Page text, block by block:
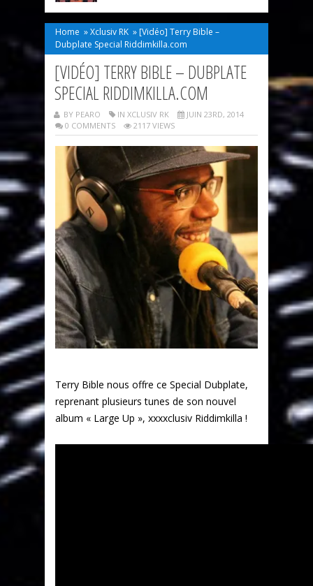
Home »Xclusiv RK » [Vidéo] Terry Bible –
Dubplate Special Riddimkilla.com
[VIDÉO] TERRY BIBLE – DUBPLATE
SPECIAL RIDDIMKILLA.COM
BY PEARO IN XCLUSIV RK
JUIN 23RD, 2014
0 COMMENTS
2117 VIEWS
Terry Bible nous offre ce Special Dubplate,
reprenant plusieurs tunes de son nouvel
album « Large Up », xxxxclusiv Riddimkilla !